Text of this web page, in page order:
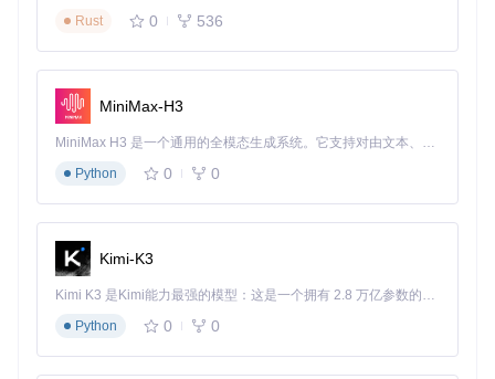
技巧提示
：无论你属于哪种类型，foobox-cn都能通过灵活
配置满足需求。开始前请确保你的光驱工作正常，并清洁CD
表面的灰尘和指纹。
抓轨前的设备与软件准备
安装foobox-cn：从仓库克隆项目
gitcode.com/GitHub_Trending/fo/foobox-cn
确保光驱已连接并能正常读取光盘
注意事项
：抓轨过程中请避免运行其他占用系统资源的程
序，以确保数据读取稳定。
第二步：基于需求的抓轨方案选择
Rust
0 536
MiniMax-H3
MiniMax H3 是一个通用的全模态生成系统。它支持对由文本、图像、视频和音频组成的多模态上下文进行统一理解，并能生成分辨率高达 2K、时长可达 15 秒的带原生立体声音频的视频。得益于面向任务泛化的系统设计，H3 在预训练阶段就已具备广泛的多模态上下文理解与生成能力，能够出色地执行复杂的多模态指令。
Python
0 0
Kimi-K3
Kimi K3 是Kimi能力最强的模型：这是一个拥有 2.8 万亿参数的混合专家（MoE）模型，具备原生视觉理解能力，并支持 100 万 token 的上下文窗口。
Python
0 0